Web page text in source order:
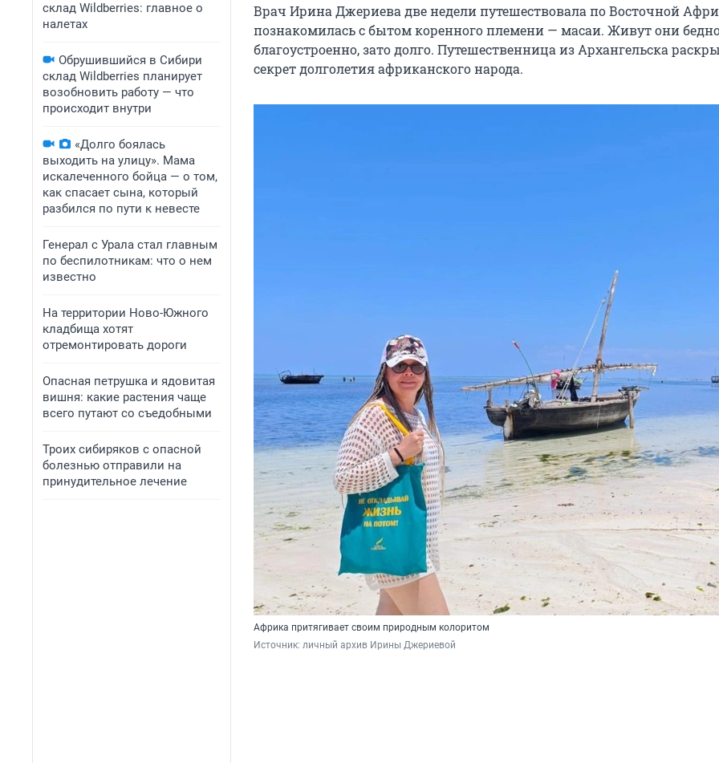
склад Wildberries: главное о
налетах
Обрушившийся в Сибири
склад Wildberries планирует
возобновить работу — что
происходит внутри
«Долго боялась
выходить на улицу». Мама
искалеченного бойца — о том,
как спасает сына, который
разбился по пути к невесте
Генерал с Урала стал главным
по беспилотникам: что о нем
известно
На территории Ново-Южного
кладбища хотят
отремонтировать дороги
Опасная петрушка и ядовитая
вишня: какие растения чаще
всего путают со съедобными
Троих сибиряков с опасной
болезнью отправили на
принудительное лечение
Врач Ирина Джериева две недели путешествовала по Восточной
познакомилась с бытом коренного племени — масаи. Живут они
благоустроенно, зато долго. Путешественница из Архангельска
секрет долголетия африканского народа.
Африка притягивает своим природным колоритом
Источник: личный архив Ирины Джериевой